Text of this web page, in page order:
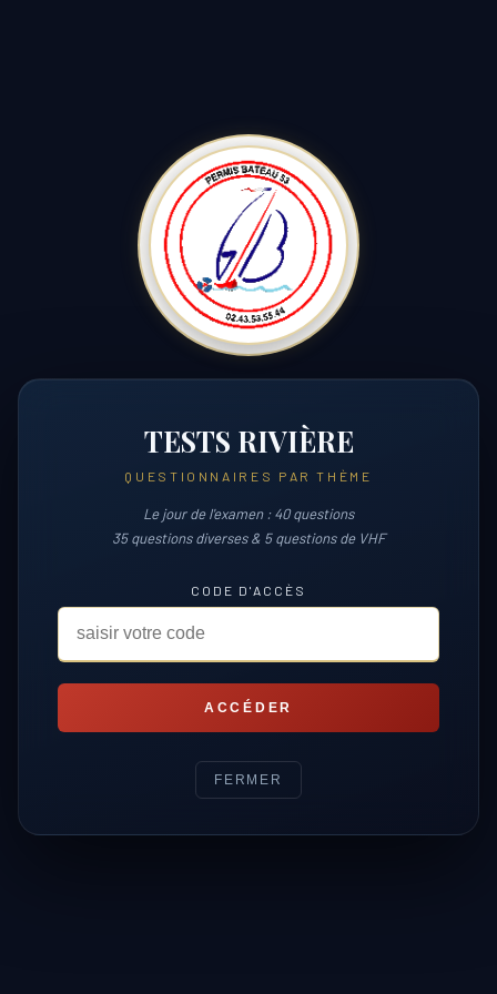
TESTS RIVIÈRE
QUESTIONNAIRES PAR THÈME
Le jour de l'examen : 40 questions
35 questions diverses & 5 questions de VHF
CODE D'ACCÈS
ACCÉDER
FERMER